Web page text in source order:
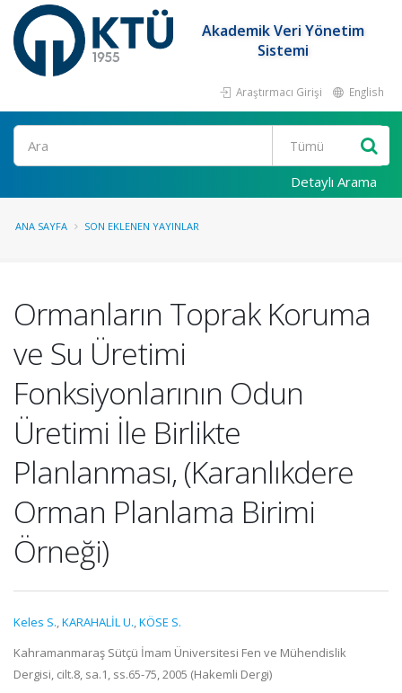
Akademik Veri Yönetim
Sistemi
Araştırmacı Girişi English
Ara
Detaylı Arama
ANA SAYFA SON EKLENEN YAYINLAR
Ormanların Toprak Koruma
ve Su Üretimi
Fonksiyonlarının Odun
Üretimi İle Birlikte
Planlanması, (Karanlıkdere
Orman Planlama Birimi
Örneği)
Keles S.,KARAHALİL U.,KÖSE S.
Kahramanmaraş Sütçü İmam Üniversitesi Fen ve Mühendislik
Dergisi, cilt.8, sa.1, ss.65-75, 2005 (Hakemli Dergi)